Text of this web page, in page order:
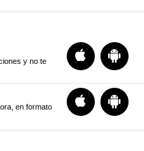
y no te
en formato